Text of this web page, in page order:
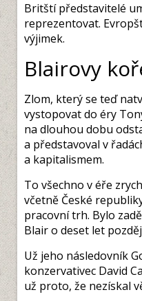
Britští představitelé
reprezentovat.
výjimek.
Blairovy
Zlom, který se teď
vystopovat do éry
na dlouhou dobu
a představoval v
a kapitalismem.
To všechno v éře
včetně České
pracovní trh. Bylo
Blair o deset let
Už jeho následovník
konzervativec David
už proto, že nezískal